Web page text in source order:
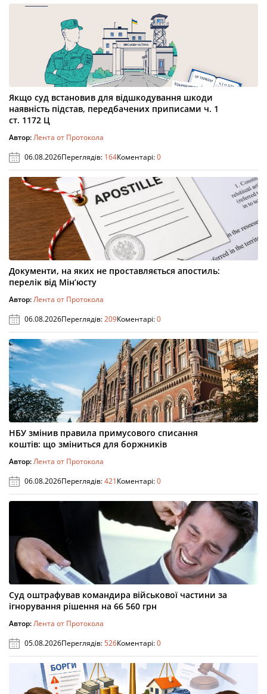
Якщо суд встановив для відшкодування шкоди
наявність підстав, передбачених приписами ч. 1
ст. 1172 Ц
Автор:Лента от Протокола
06.08.2026Переглядів: 164Коментарі:0
Документи, на яких не проставляється апостиль:
перелік від Мін’юсту
Автор:Лента от Протокола
06.08.2026Переглядів:209Коментарі:0
НБУ змінив правила примусового списання
коштів: що зміниться для боржників
Автор:Лента от Протокола
06.08.2026Переглядів:421Коментарі:0
Суд оштрафував командира військової частини за
ігнорування рішення на 66 560 грн
Автор:Лента от Протокола
05.08.2026Переглядів:526Коментарі:0